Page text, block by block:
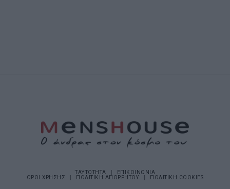
ΤΑΥΤΟΤΗΤΑ
ΕΠΙΚΟΙΝΩΝΙΑ
ΟΡΟΙ ΧΡΗΣΗΣ
ΠΟΛΙΤΙΚΗ ΑΠΟΡΡΗΤΟΥ ΠΟΛΙΤΙΚΗ COOKIES